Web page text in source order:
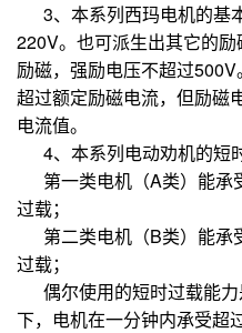
3、本系列西玛电机的基
220V。也可派生出其它的
励磁，强励电压不超过
超过额定励磁电流，但励磁
电流值。
4、本系列电动劝机的短
第一类电机（A类）能承
过载；
第二类电机（B类）能承
过载；
偶尔使用的短时过载能力
下，电机在一分钟内承受超